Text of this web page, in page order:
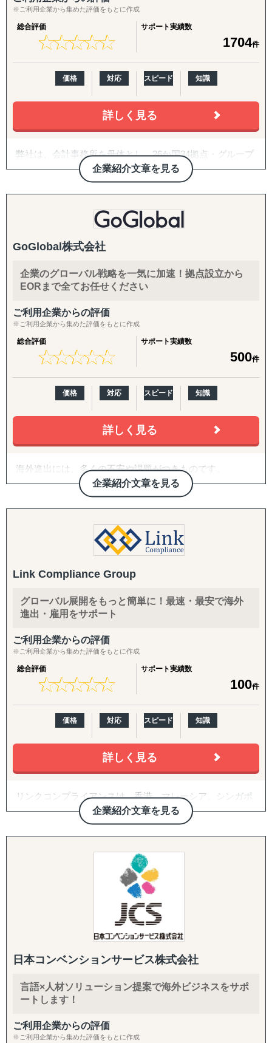
韓国
↳ アジア（中東ほか）：ドバイ・サウジアラビア・イン
ド・バングラデシュ・モンゴル
↳ 欧米：アメリカ・イギリス・フランス・ドイツ
※サポート内容により、対応の可否や得意・不得意な分野
があります。
------------------------------------
■ 対応施策について
◆以下はこれまで当社で実績が多く、特にニーズの高い支
援パッケージです。
『LocaBrain（ロカブレイン）｜海外進出 現地顧問サービ
↳ AIが出した"答えっぽいもの"を、現地のリアルで答え合
↳ 海外事業を貴社の海外事業担当者として伴走
ビス』
↳ 海外営業支援TEAMによる現地営業の即戦力化
『LocaResearch（ロカリサーチ）海外進出 市場調査サー
素材を収集する。
『セカイキョテン｜海外会社設立サポート』
↳ 現地法人・オフショア法人の設立、登記、銀行口座開設
までをワンストップで代行
『ビザスル｜海外ビザ取得サポート』
↳ 就労ビザ・長期滞在ビザなど、進出・移住に必要なビザ
------------------------------------
◆以下は個別施策として各専門家チームが対応します。
『市場把握TEAM』
目的：海外現地を理解し、事業の成功可能性を高める
↳ 市場概況・規制調査
↳ 企業信用調査
↳ 現地視察の企画・アテンド
『集客活動チーム』
目的：海外現地で“売れる”ためのマーケティング活動を確
立する
↳ 多言語サイト制作
↳ EC運用
↳ SNS運用
↳ 広告運用（Google／Meta など）
↳ インフルエンサー施策
『販路構築チーム』
目的：海外現地で最適なパートナーとの取引を創出する
↳ 商談向け資料制作
↳ 企業リストアップ
↳ 商談創出・交渉サポート
目的：海外現地で活動するために必要な土台をつくる
↳ 会社設立（登記・銀行口座）
↳ ビザ申請サポート
↳ 店舗開業パッケージ（許認可・内装・採用・集客）
↳ 人材採用支援（現地スタッフ採用）
------------------------------------
※ご利用企業から集めた評価をもとに作成
総合評価
★★★★★
★★★★★
サポート実績数
1704件
価格 対応 スピード 知識
詳しく見る
企業紹介文章を見る
弊社は、会計事務所を母体とし、26か国34拠点・グループ
従業員357名のグローバルコンサルティングファームで
2007年に日本の会計事務所として初めてインドに進出し、
翌年ASEAN一帯、中南米等にも展開。
ございます。
また、自社拠点を持たない国についても、現地パートナ
ー・提携専門家とのネットワークを通じて、世界どこでも
海外進出のご相談・市場調査から、現地法人設立、海外子
会社管理、クロスボーダーM&A、事業戦略再構築、撤退ま
で、国際ビジネスのすべてのフェーズをワンストップでサ
ポート。
特に、会計・税務・法務・労務・人事の専門家を各国で内
〈主要サービス〉
・販路開拓 現地企業マッチング(出島での小規模ニーズに
各国の現地拠点・駐在員のネットワークに加え、拠点のな
い国も提携専門家経由で対応。「まず1〜2社、現地候補と
面談したい」というスポットご相談から承ります。
・スモールスタート対応(月額8万円〜のGEO/EOR)
まずは現地法人を作らずに人だけ採用したい、テストマー
ケティングからはじめたいというお客様向けに、月額8万
円〜の雇用代行(GEO/EOR)をご用意。海外進出の最初の一
歩を、低リスク・低コストで踏み出していただけます。
・海外進出支援(法人設立〜撤退まで)
進出相談・現地視察アテンドから、登記・各種ライセンス
取得、株主税務番号(PAN等)取得、銀行口座開設、進出後
・クロスボーダーM&A(海外M&A)
海外企業の買収・売却によるスピード進出・スピード撤退
をご支援。ターゲット選定、買収戦略立案、デューデリジ
・国際税務・監査・労務
各国の税務・会計、移転価格、子会社監査、人事労務制度
設計、駐在員税務、グローバル税務戦略まで、会計事務所
GoGlobal株式会社
企業のグローバル戦略を一気に加速！拠点設立から
EORまで全てお任せください
ご利用企業からの評価
※ご利用企業から集めた評価をもとに作成
総合評価
★★★★★
★★★★★
サポート実績数
500件
価格 対応 スピード 知識
詳しく見る
企業紹介文章を見る
海外進出には、多くの不安や課題がつきものです。
「どのように人材を確保すればよいのか」
「どの進出形態が自社に適しているのか」
「現地の法規制や注意点は何か」
「何から始めればよいのかわからない」
くお聞きします。
GoGlobalでは、こうした疑問や課題を解決し、進出準備段
階から現地法人設立、運営まで一貫したサポートを提供し
世界140カ国以上で拠点設立が可能なグローバルネットワ
ークを活かし、海外進出のスピードと効率を最大化。コス
トと時間を最小限に抑えながら、企業のグローバル展開を
海外進出のDAY1から成長・成熟フェーズまで、GoGlobal
が伴走型でサポートいたします。
Link Compliance Group
グローバル展開をもっと簡単に！最速・最安で海外
進出・雇用をサポート
ご利用企業からの評価
※ご利用企業から集めた評価をもとに作成
総合評価
★★★★★
★★★★★
サポート実績数
100件
価格 対応 スピード 知識
詳しく見る
企業紹介文章を見る
リンクコンプライアンスは、香港、マレーシア、シンガポ
ール、米国、中国を中心に、PEO/EOR（雇用代行）、人
事労務アウトソーシング、人材紹介、RPO（採用代行）を
提供するHRソリューション企業です。2013年の設立以
来、「より速く、より手頃な価格で、より効果的なサービ
ス」をモットーに、企業の人材管理をサポートしていま
1. PEO/EOR（雇用代行）
速かつ低コストで対応。
・給与計算、福利厚生、人事コンプライアンス、リスク
管理など。
3. 人材紹介
・現地に精通したコンサルタントが迅速に人材をマッチ
日本コンベンションサービス株式会社
言語×人材ソリューション提案で海外ビジネスをサポ
ートします！
ご利用企業からの評価
※ご利用企業から集めた評価をもとに作成